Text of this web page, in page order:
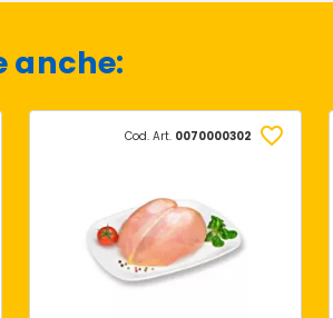
anche:
Cod. Art. 0070000302